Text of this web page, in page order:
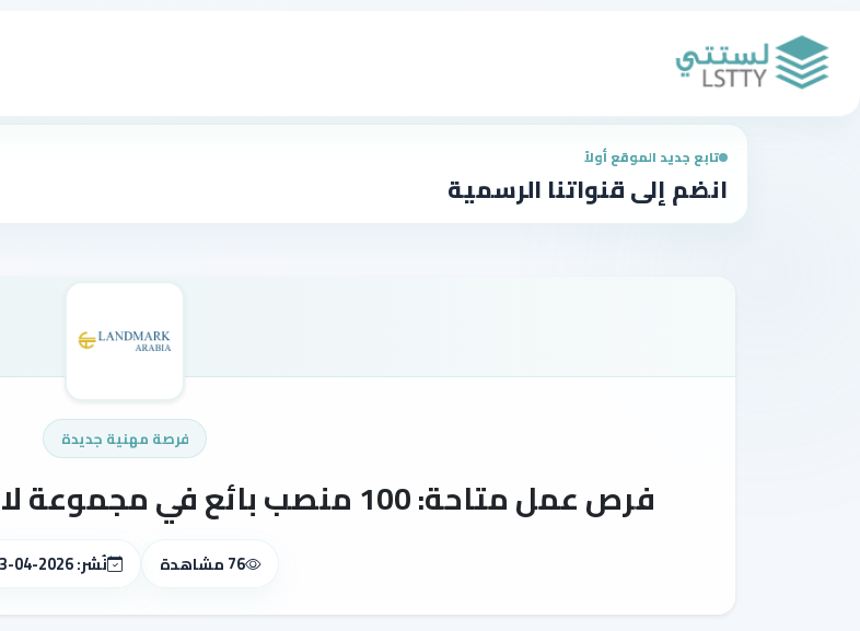
تابع جديد الموقع أولاً
انضم إلى قنواتنا الرسمية
فرصة مهنية جديدة
فرص عمل متاحة: 100 منصب بائع في مجموعة لاندمارك بالمدينة المنورة وينبع
76 مشاهدة نُشر: 2026-04-23